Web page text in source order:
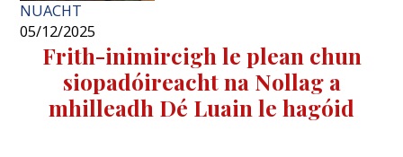
NUACHT
05/12/2025
Frith-inimircigh le plean chun
siopadóireacht na Nollag a
mhilleadh Dé Luain le hagóid